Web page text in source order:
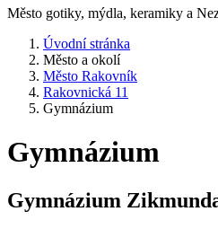
Město gotiky, mýdla, keramiky a
Úvodní stránka
Město a okolí
Město Rakovník
Rakovnická 11
Gymnázium
Gymnázium
Gymnázium